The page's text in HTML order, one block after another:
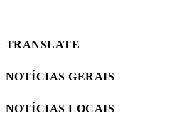
TRANSLATE
NOTÍCIAS GERAIS
NOTÍCIAS LOCAIS